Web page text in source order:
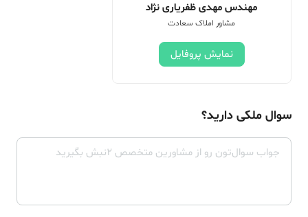
مهندس مهدی ظفریاری نژاد
مشاور املاک سعادت
نمایش پروفایل
سوال ملکی دارید؟